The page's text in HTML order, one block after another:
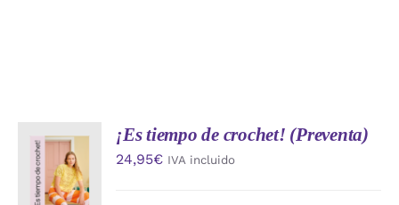
AÑADIR
AL
CARRITO
/
¡Es tiempo de crochet! (Preventa)
24,95€ IVA incluido